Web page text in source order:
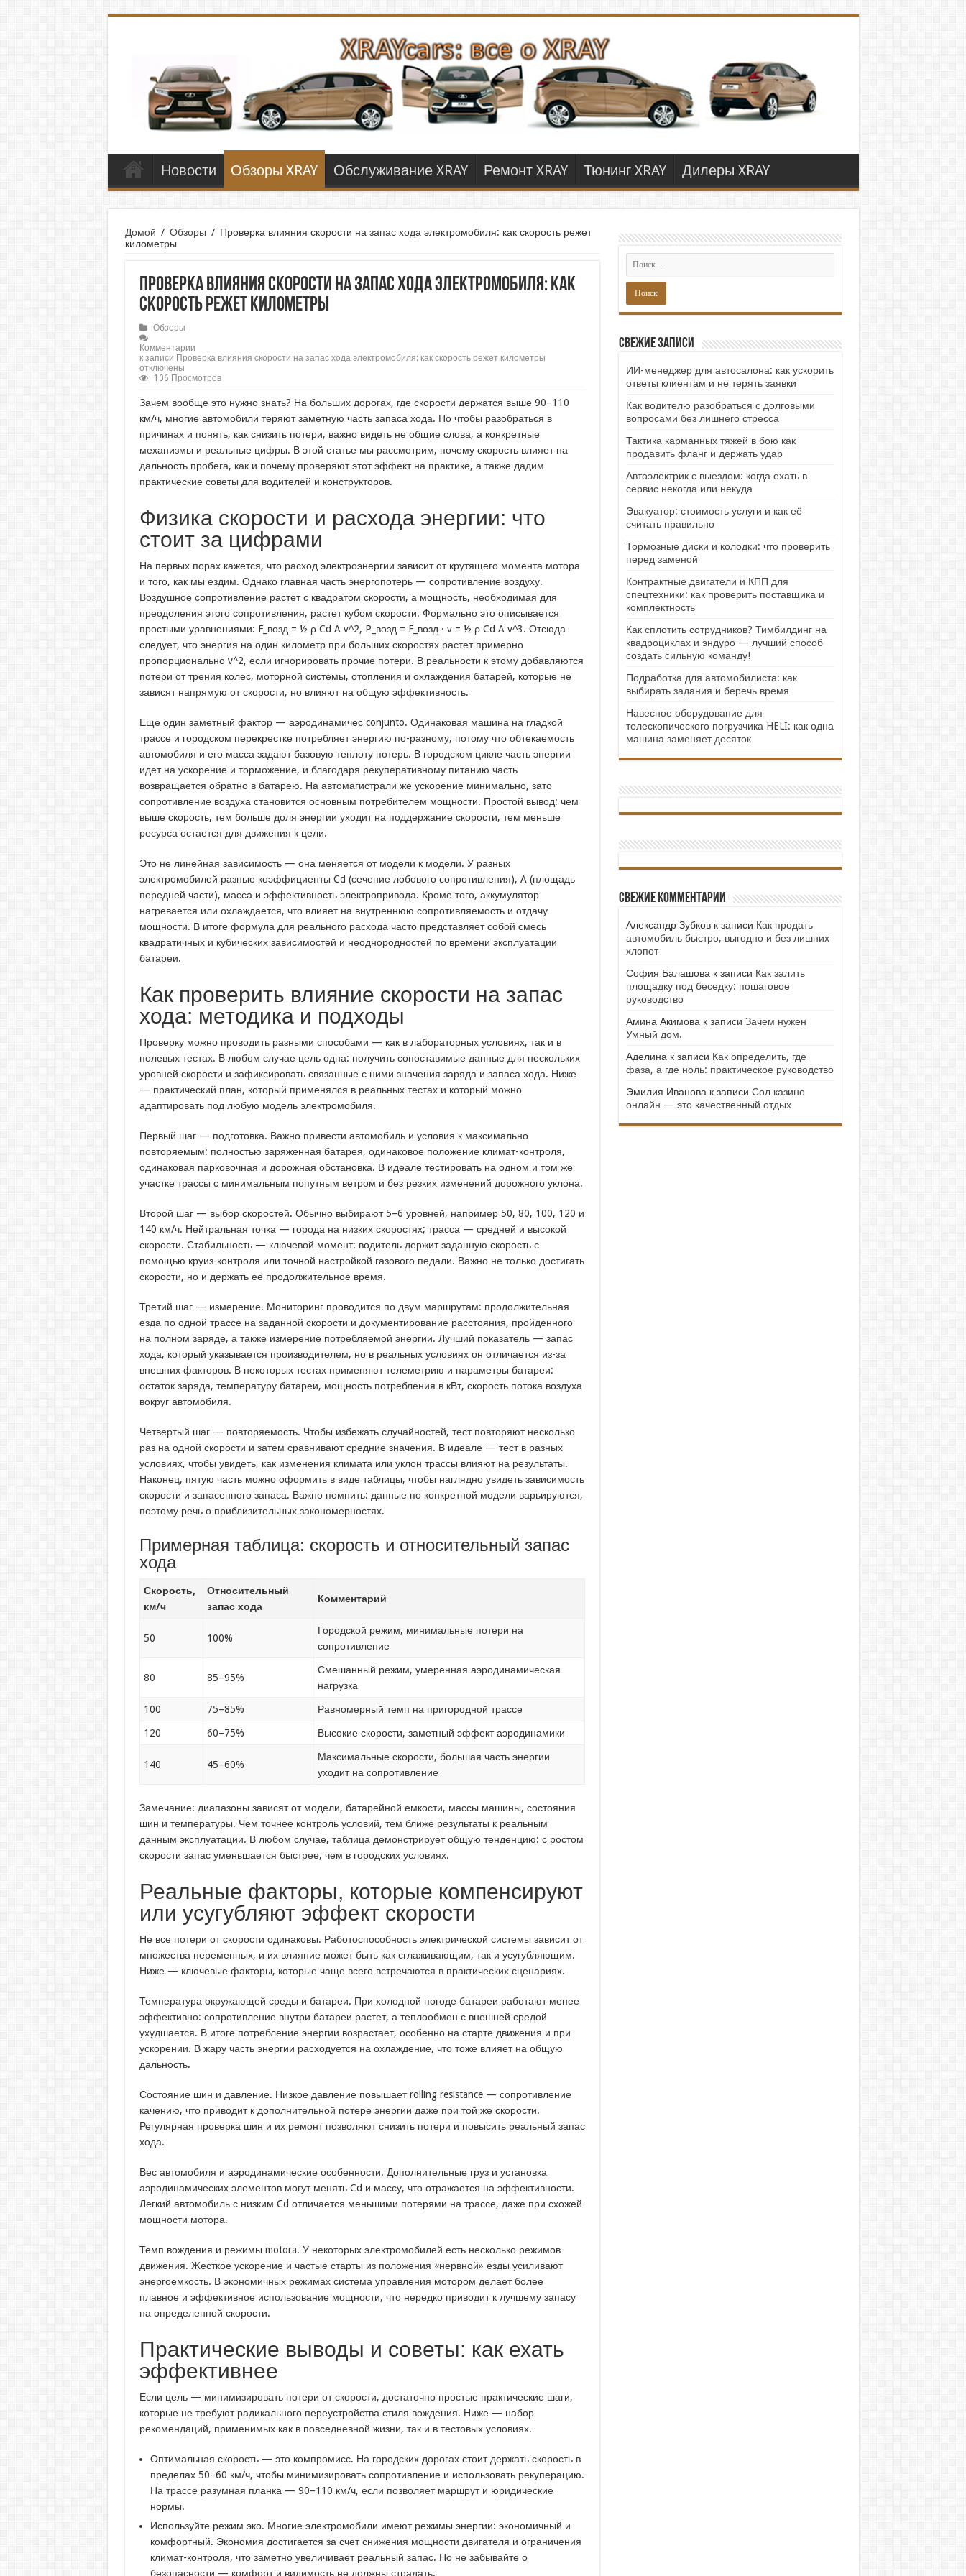
Новости Обзоры XRAY Обслуживание XRAY Ремонт XRAY Тюнинг XRAY Дилеры XRAY
Домой / Обзоры / Проверка влияния скорости на запас хода электромобиля: как скорость режет
километры
Проверка влияния скорости на запас хода электромобиля: как
скорость режет километры
Обзоры
Комментарии
к записи Проверка влияния скорости на запас хода электромобиля: как скорость режет километры
отключены
106 Просмотров
Зачем вообще это нужно знать? На больших дорогах, где скорости держатся выше 90–110
км/ч, многие автомобили теряют заметную часть запаса хода. Но чтобы разобраться в
причинах и понять, как снизить потери, важно видеть не общие слова, а конкретные
механизмы и реальные цифры. В этой статье мы рассмотрим, почему скорость влияет на
дальность пробега, как и почему проверяют этот эффект на практике, а также дадим
практические советы для водителей и конструкторов.
Физика скорости и расхода энергии: что
стоит за цифрами
На первых порах кажется, что расход электроэнергии зависит от крутящего момента мотора
и того, как мы ездим. Однако главная часть энергопотерь — сопротивление воздуху.
Воздушное сопротивление растет с квадратом скорости, а мощность, необходимая для
преодоления этого сопротивления, растет кубом скорости. Формально это описывается
простыми уравнениями: F_возд = ½ ρ Cd A v^2, P_возд = F_возд · v = ½ ρ Cd A v^3. Отсюда
следует, что энергия на один километр при больших скоростях растет примерно
пропорционально v^2, если игнорировать прочие потери. В реальности к этому добавляются
потери от трения колес, моторной системы, отопления и охлаждения батарей, которые не
зависят напрямую от скорости, но влияют на общую эффективность.
Еще один заметный фактор — аэродинамичес conjunto. Одинаковая машина на гладкой
трассе и городском перекрестке потребляет энергию по-разному, потому что обтекаемость
автомобиля и его масса задают базовую теплоту потерь. В городском цикле часть энергии
идет на ускорение и торможение, и благодаря рекуперативному питанию часть
возвращается обратно в батарею. На автомагистрали же ускорение минимально, зато
сопротивление воздуха становится основным потребителем мощности. Простой вывод: чем
выше скорость, тем больше доля энергии уходит на поддержание скорости, тем меньше
ресурса остается для движения к цели.
Это не линейная зависимость — она меняется от модели к модели. У разных
электромобилей разные коэффициенты Cd (сечение лобового сопротивления), A (площадь
передней части), масса и эффективность электропривода. Кроме того, аккумулятор
нагревается или охлаждается, что влияет на внутреннюю сопротивляемость и отдачу
мощности. В итоге формула для реального расхода часто представляет собой смесь
квадратичных и кубических зависимостей и неоднородностей по времени эксплуатации
батареи.
Как проверить влияние скорости на запас
хода: методика и подходы
Проверку можно проводить разными способами — как в лабораторных условиях, так и в
полевых тестах. В любом случае цель одна: получить сопоставимые данные для нескольких
уровней скорости и зафиксировать связанные с ними значения заряда и запаса хода. Ниже
— практический план, который применялся в реальных тестах и который можно
адаптировать под любую модель электромобиля.
Первый шаг — подготовка. Важно привести автомобиль и условия к максимально
повторяемым: полностью заряженная батарея, одинаковое положение климат-контроля,
одинаковая парковочная и дорожная обстановка. В идеале тестировать на одном и том же
участке трассы с минимальным попутным ветром и без резких изменений дорожного уклона.
Второй шаг — выбор скоростей. Обычно выбирают 5–6 уровней, например 50, 80, 100, 120 и
140 км/ч. Нейтральная точка — города на низких скоростях; трасса — средней и высокой
скорости. Стабильность — ключевой момент: водитель держит заданную скорость с
помощью круиз-контроля или точной настройкой газового педали. Важно не только достигать
скорости, но и держать её продолжительное время.
Третий шаг — измерение. Мониторинг проводится по двум маршрутам: продолжительная
езда по одной трассе на заданной скорости и документирование расстояния, пройденного
на полном заряде, а также измерение потребляемой энергии. Лучший показатель — запас
хода, который указывается производителем, но в реальных условиях он отличается из-за
внешних факторов. В некоторых тестах применяют телеметрию и параметры батареи:
остаток заряда, температуру батареи, мощность потребления в кВт, скорость потока воздуха
вокруг автомобиля.
Четвертый шаг — повторяемость. Чтобы избежать случайностей, тест повторяют несколько
раз на одной скорости и затем сравнивают средние значения. В идеале — тест в разных
условиях, чтобы увидеть, как изменения климата или уклон трассы влияют на результаты.
Наконец, пятую часть можно оформить в виде таблицы, чтобы наглядно увидеть зависимость
скорости и запасенного запаса. Важно помнить: данные по конкретной модели варьируются,
поэтому речь о приблизительных закономерностях.
Примерная таблица: скорость и относительный запас
хода
Скорость,
км/ч
Относительный
запас хода
Комментарий
50 100%
Городской режим, минимальные потери на
сопротивление
80 85–95%
Смешанный режим, умеренная аэродинамическая
нагрузка
100 75–85% Равномерный темп на пригородной трассе
120 60–75% Высокие скорости, заметный эффект аэродинамики
140 45–60%
Максимальные скорости, большая часть энергии
уходит на сопротивление
Замечание: диапазоны зависят от модели, батарейной емкости, массы машины, состояния
шин и температуры. Чем точнее контроль условий, тем ближе результаты к реальным
данным эксплуатации. В любом случае, таблица демонстрирует общую тенденцию: с ростом
скорости запас уменьшается быстрее, чем в городских условиях.
Реальные факторы, которые компенсируют
или усугубляют эффект скорости
Не все потери от скорости одинаковы. Работоспособность электрической системы зависит от
множества переменных, и их влияние может быть как сглаживающим, так и усугубляющим.
Ниже — ключевые факторы, которые чаще всего встречаются в практических сценариях.
Температура окружающей среды и батареи. При холодной погоде батареи работают менее
эффективно: сопротивление внутри батареи растет, а теплообмен с внешней средой
ухудшается. В итоге потребление энергии возрастает, особенно на старте движения и при
ускорении. В жару часть энергии расходуется на охлаждение, что тоже влияет на общую
дальность.
Состояние шин и давление. Низкое давление повышает rolling resistance — сопротивление
качению, что приводит к дополнительной потере энергии даже при той же скорости.
Регулярная проверка шин и их ремонт позволяют снизить потери и повысить реальный запас
хода.
Вес автомобиля и аэродинамические особенности. Дополнительные груз и установка
аэродинамических элементов могут менять Cd и массу, что отражается на эффективности.
Легкий автомобиль с низким Cd отличается меньшими потерями на трассе, даже при схожей
мощности мотора.
Темп вождения и режимы motora. У некоторых электромобилей есть несколько режимов
движения. Жесткое ускорение и частые старты из положения «нервной» езды усиливают
энергоемкость. В экономичных режимах система управления мотором делает более
плавное и эффективное использование мощности, что нередко приводит к лучшему запасу
на определенной скорости.
Практические выводы и советы: как ехать
эффективнее
Если цель — минимизировать потери от скорости, достаточно простые практические шаги,
которые не требуют радикального переустройства стиля вождения. Ниже — набор
рекомендаций, применимых как в повседневной жизни, так и в тестовых условиях.
Оптимальная скорость — это компромисс. На городских дорогах стоит держать скорость в
пределах 50–60 км/ч, чтобы минимизировать сопротивление и использовать рекуперацию.
На трассе разумная планка — 90–110 км/ч, если позволяет маршрут и юридические
нормы.
Используйте режим эко. Многие электромобили имеют режимы энергии: экономичный и
комфортный. Экономия достигается за счет снижения мощности двигателя и ограничения
климат-контроля, что заметно увеличивает реальный запас. Но не забывайте о
безопасности — комфорт и видимость не должны страдать.
Свежие записи
ИИ-менеджер для автосалона: как ускорить
ответы клиентам и не терять заявки
Как водителю разобраться с долговыми
вопросами без лишнего стресса
Тактика карманных тяжей в бою как
продавить фланг и держать удар
Автоэлектрик с выездом: когда ехать в
сервис некогда или некуда
Эвакуатор: стоимость услуги и как её
считать правильно
Тормозные диски и колодки: что проверить
перед заменой
Контрактные двигатели и КПП для
спецтехники: как проверить поставщика и
комплектность
Как сплотить сотрудников? Тимбилдинг на
квадроциклах и эндуро — лучший способ
создать сильную команду!
Подработка для автомобилиста: как
выбирать задания и беречь время
Навесное оборудование для
телескопического погрузчика HELI: как одна
машина заменяет десяток
Свежие комментарии
Александр Зубковк записи Как продать
автомобиль быстро, выгодно и без лишних
хлопот
София Балашова к записи Как залить
площадку под беседку: пошаговое
руководство
Амина Акимова к записи Зачем нужен
Умный дом.
Аделина к записи Как определить, где
фаза, а где ноль: практическое руководство
Эмилия Иванова к записи Сол казино
онлайн — это качественный отдых